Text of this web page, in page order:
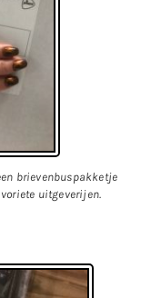
brievenbuspakketje
uitgeverijen.